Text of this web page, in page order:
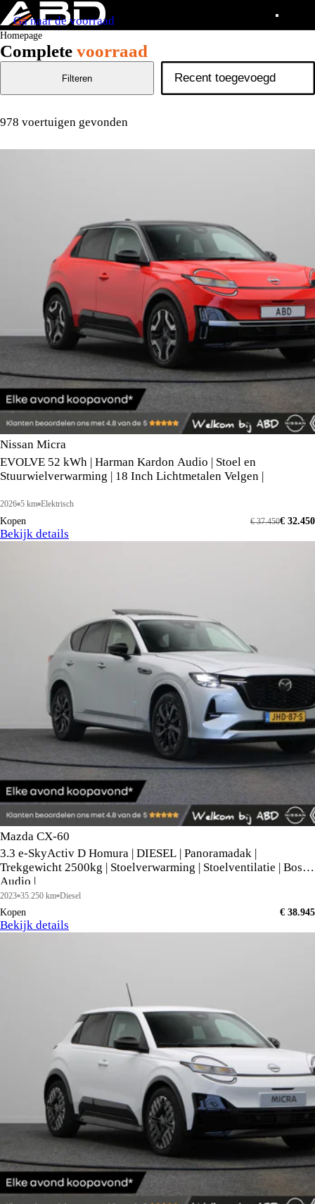
Homepage
Complete voorraad
Ga naar de voorraad
978 voertuigen gevonden
Filteren
Nissan Micra
EVOLVE 52 kWh | Harman Kardon Audio | Stoel en
Stuurwielverwarming | 18 Inch Lichtmetalen Velgen |
2026 5 km Elektrisch
Kopen € 32.450
€ 37.450
Bekijk details
Mazda CX-60
3.3 e-SkyActiv D Homura | DIESEL | Panoramadak |
Trekgewicht 2500kg | Stoelverwarming | Stoelventilatie | Bose
Audio |
2023 35.250 km Diesel
Kopen € 38.945
Bekijk details